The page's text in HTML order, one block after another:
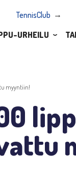
TennisClub
URHEILU
myyntiin!